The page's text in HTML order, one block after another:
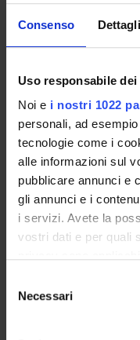
Consenso Dettagli
Uso responsabile dei
Noi e i nostri 1022
personali, ad
tecnologie come i
alle informazioni sul
pubblicare annunci e
gli annunci e i
i servizi. Avete la
vostri dati e per quali
modificare o revocare
momento dalla
delNecessari
STUDENT
RESEARCH CENTRES
LIBRARIES
SPIN OFF AND
Contacts
People
Places